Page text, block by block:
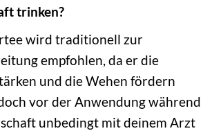
trinken?
wird traditionell zur
empfohlen, da er die
und die Wehen fördern
vor der Anwendung während
unbedingt mit deinem Arzt